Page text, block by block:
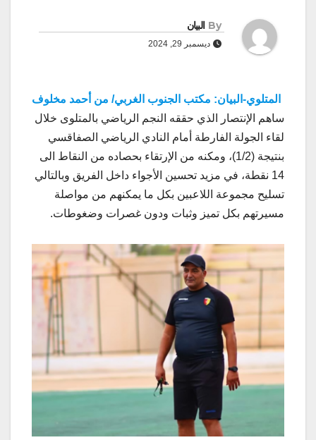
By البيان
ديسمبر 29, 2024
المتلوي-البيان: مكتب الجنوب الغربي/ من أحمد مخلوف
ساهم الإنتصار الذي حققه النجم الرياضي بالمتلوى خلال
لقاء الجولة الفارطة أمام النادي الرياضي الصفاقسي
بنتيجة (1/2)، ومكنه من الإرتقاء بحصاده من النقاط الى
14 نقطة، في مزيد تحسين الأجواء داخل الفريق وبالتالي
تسليح مجموعة اللاعبين بكل ما يمكنهم من مواصلة
مسيرتهم بكل تميز وثبات ودون غصرات وضغوطات.